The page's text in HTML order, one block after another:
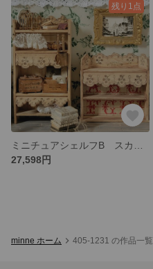
残り1点
27,598円
minne ホーム 405-1231 の作品一覧